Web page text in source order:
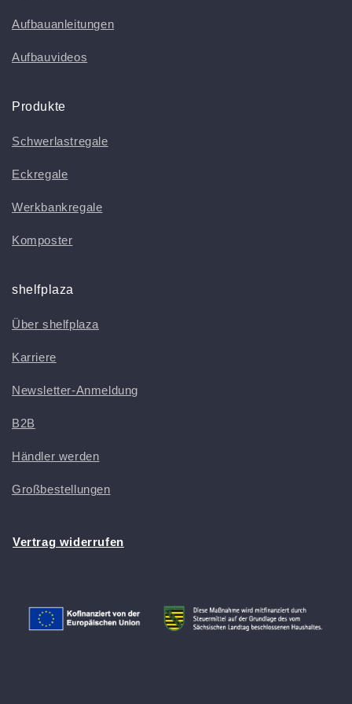
Aufbauanleitungen
Aufbauvideos
Produkte
Schwerlastregale
Eckregale
Werkbankregale
Komposter
shelfplaza
Über shelfplaza
Karriere
Newsletter-Anmeldung
B2B
Händler werden
Großbestellungen
Vertrag widerrufen